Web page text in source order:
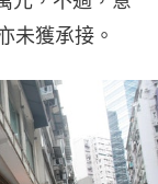
未獲承接。